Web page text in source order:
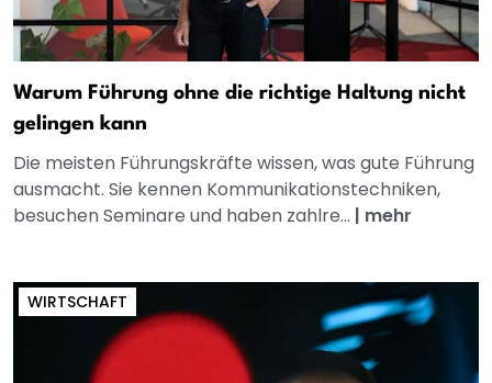
Warum Führung ohne die richtige Haltung nicht
gelingen kann
Die meisten Führungskräfte wissen, was gute Führung
ausmacht. Sie kennen Kommunikationstechniken,
besuchen Seminare und haben zahlre... | mehr
WIRTSCHAFT